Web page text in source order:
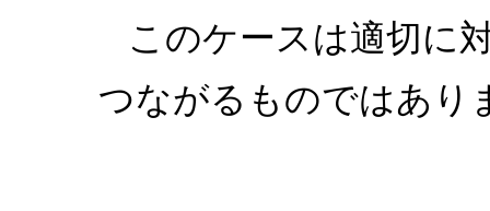
このケースは適切に
つながるものではあり